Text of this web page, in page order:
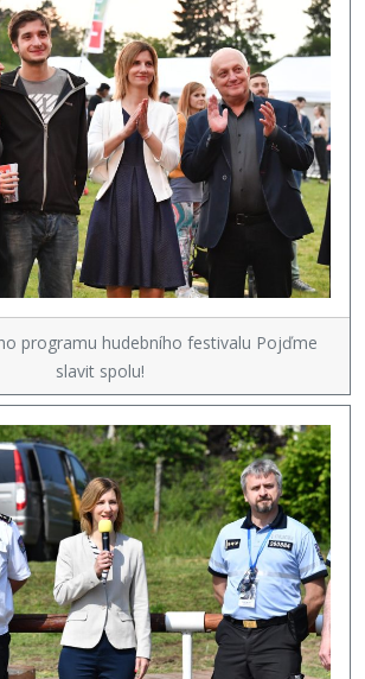
programu hudebního festivalu Pojďme
slavit spolu!